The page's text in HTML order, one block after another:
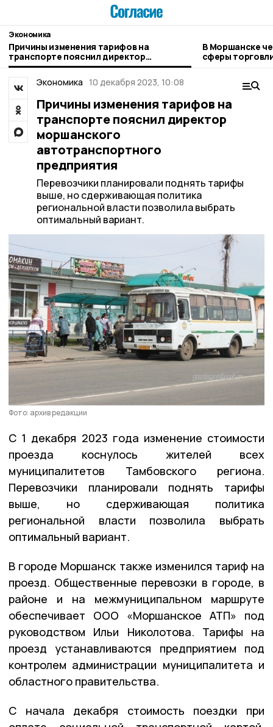
Экономика
Причины изменения тарифов на
транспорте пояснил директор
моршанского автотранспортного
предприятия
В Моршанске
сферы
Экономика 10 декабря 2023, 10:08
Причины изменения тарифов на
транспорте пояснил директор
моршанского
автотранспортного
предприятия
Перевозчики планировали поднять тарифы
выше, но сдерживающая политика
региональной власти позволила выбрать
оптимальный вариант.
Фото: архив редакции
С 1 декабря 2023 года изменение стоимости
проезда коснулось жителей всех
муниципалитетов Тамбовского региона.
Перевозчики планировали поднять тарифы
выше, но сдерживающая политика
региональной власти позволила выбрать
оптимальный вариант.
В городе Моршанск также изменился тариф на
проезд. Общественные перевозки в городе, в
районе и на межмуниципальном маршруте
обеспечивает ООО «Моршанское АТП» под
руководством Ильи Николотова. Тарифы на
проезд устанавливаются предприятием под
контролем администрации муниципалитета и
областного правительства.
С начала декабря стоимость поездки при